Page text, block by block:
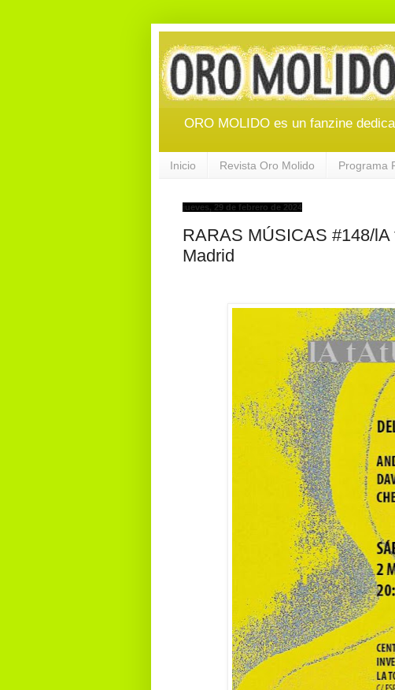
ORO MOLIDO es un fanzine
Inicio Revista Oro Molido Programa
jueves, 29 de febrero de 2024
RARAS MÚSICAS #148/
Madrid